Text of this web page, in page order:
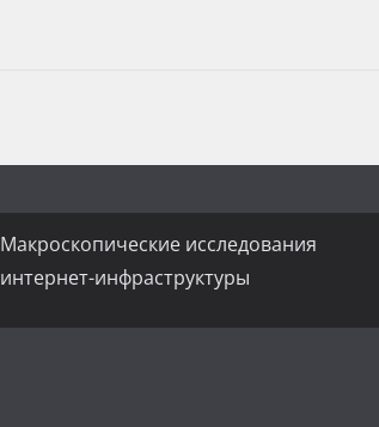
Макроскопические исследования
интернет-инфраструктуры